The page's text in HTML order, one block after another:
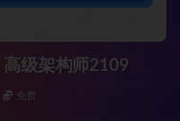
级架构师2109
免费